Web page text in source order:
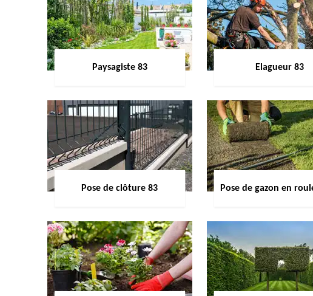
Paysagiste 83 Elagueur 83
Pose de clôture 83 Pose de gazon en